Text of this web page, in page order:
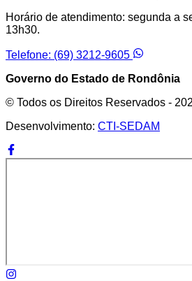
Horário de atendimento: segunda a
13h30.
Telefone: (69) 3212-9605
Governo do Estado de Rondônia
© Todos os Direitos Reservados -
Desenvolvimento: CTI-SEDAM